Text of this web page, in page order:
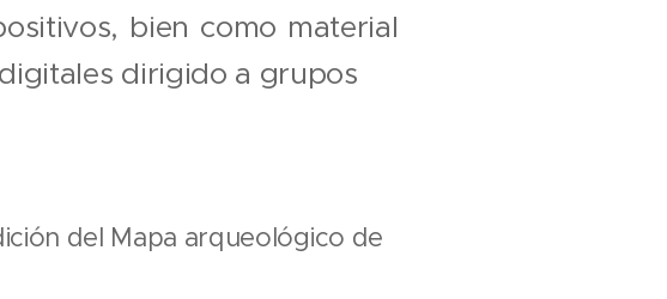
bien como material
dirigido a grupos
del Mapa arqueológico de